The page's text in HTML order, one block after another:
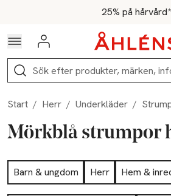
Hoppa till navigationsmenyn25% på hårvård*
För medlemmar -
Logga in
Sök
Start / Herr / Underkläder /
Mörkblå strumpor
Hoppa till produktsidan
Barn & ungdom Herr Hem &